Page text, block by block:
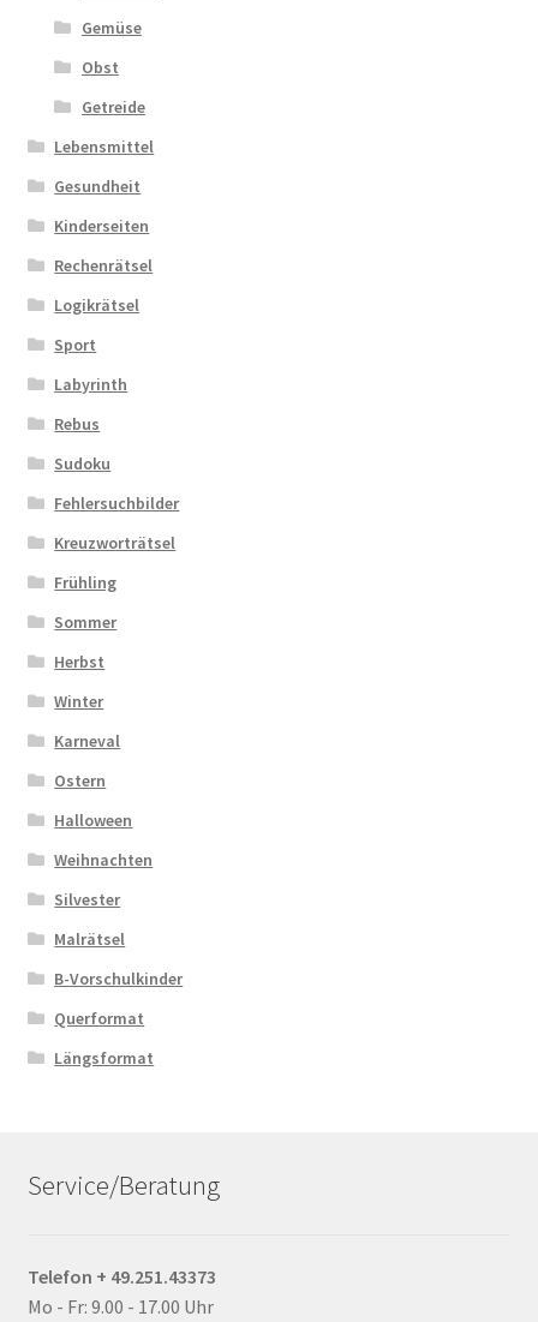
Gemüse
Obst
Getreide
Lebensmittel
Gesundheit
Kinderseiten
Rechenrätsel
Logikrätsel
Sport
Labyrinth
Rebus
Sudoku
Fehlersuchbilder
Kreuzworträtsel
Frühling
Sommer
Herbst
Winter
Karneval
Ostern
Halloween
Weihnachten
Silvester
Malrätsel
B-Vorschulkinder
Querformat
Längsformat
Service/Beratung
Telefon + 49.251.43373
Mo - Fr: 9.00 - 17.00 Uhr